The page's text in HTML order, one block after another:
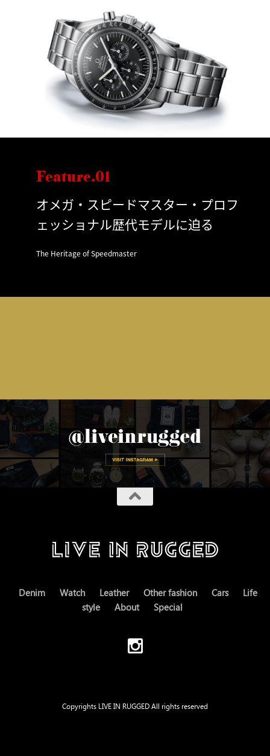
Feature.01
オメガ・スピードマスター・プロフ
ェッショナル歴代モデルに迫る
The Heritage of Speedmaster
Denim Watch Leather Other fashion Cars
Life
style
About Special
Copyrights LIVE IN RUGGED All rights reserved